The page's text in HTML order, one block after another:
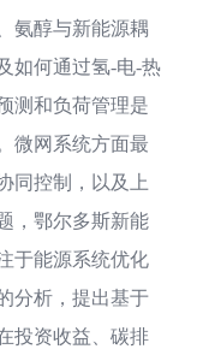
氨醇与新能源耦
如何通过氢-电-热
测和负荷管理是
微网系统方面最
同控制，以及上
，鄂尔多斯新能
于能源系统优化
分析，提出基于
投资收益、碳排